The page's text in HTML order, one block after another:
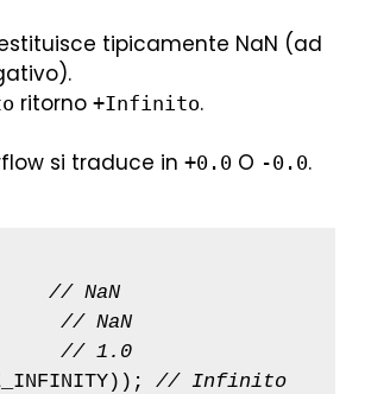
tipicamente NaN (ad
ritorno +Infinito.
si traduce in +0.0 O -0.0.
// NaN
// NaN
// 1.0
// Infinito